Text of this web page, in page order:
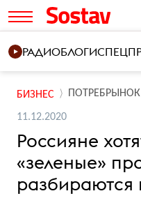
РАДИОБЛОГИ
БИЗНЕС ПОТРЕБРЫНОК
11.12.2020
Россияне
«зеленые»
разбираются